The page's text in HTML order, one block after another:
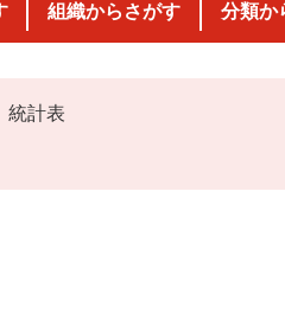
組織からさがす 分類か
計表